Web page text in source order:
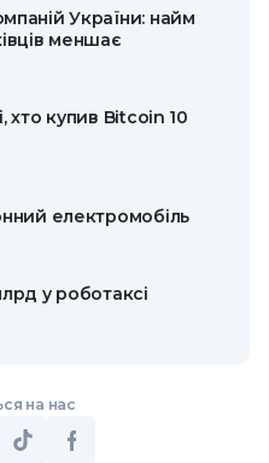
України: найм
меншає
хто купив Bitcoin 10
електромобіль
у роботаксі
на нас